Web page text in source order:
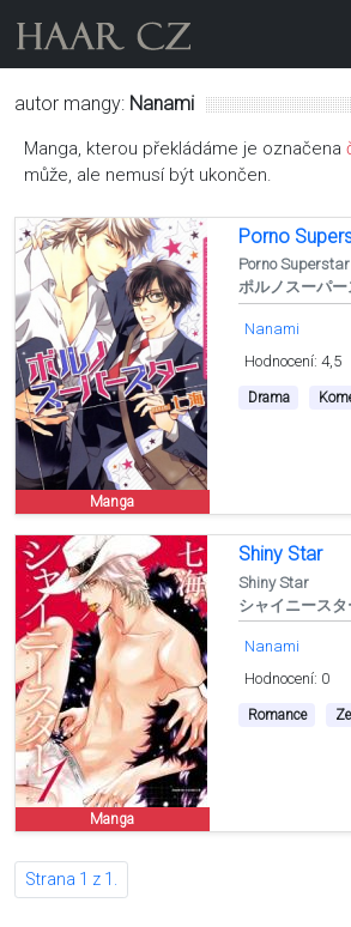
autor mangy: Nanami
Manga, kterou překládáme je označena
může, ale nemusí být ukončen.
Manga
Porno
Porno Superstar
ポルノスーパー
Nanami
Hodnocení: 4,5
Drama
Manga
Shiny Star
Shiny Star
シャイニースタ
Nanami
Hodnocení: 0
Romance
Strana 1 z 1.